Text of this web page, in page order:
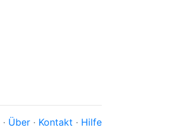
· Über · Kontakt · Hilfe